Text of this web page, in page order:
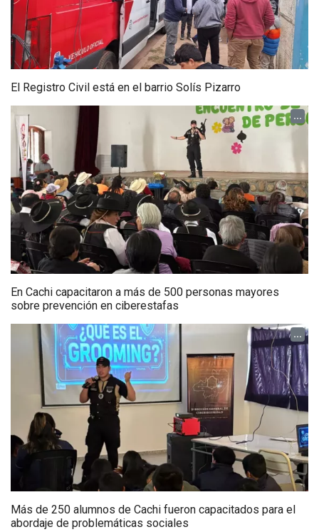
El Registro Civil está en el barrio Solís Pizarro
...
En Cachi capacitaron a más de 500 personas mayores
sobre prevención en ciberestafas
...
Más de 250 alumnos de Cachi fueron capacitados para el
abordaje de problemáticas sociales